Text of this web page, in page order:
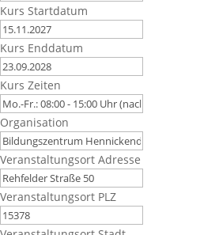
Kurs Startdatum
Kurs Enddatum
Kurs Zeiten
Organisation
Veranstaltungsort Adresse
Veranstaltungsort PLZ